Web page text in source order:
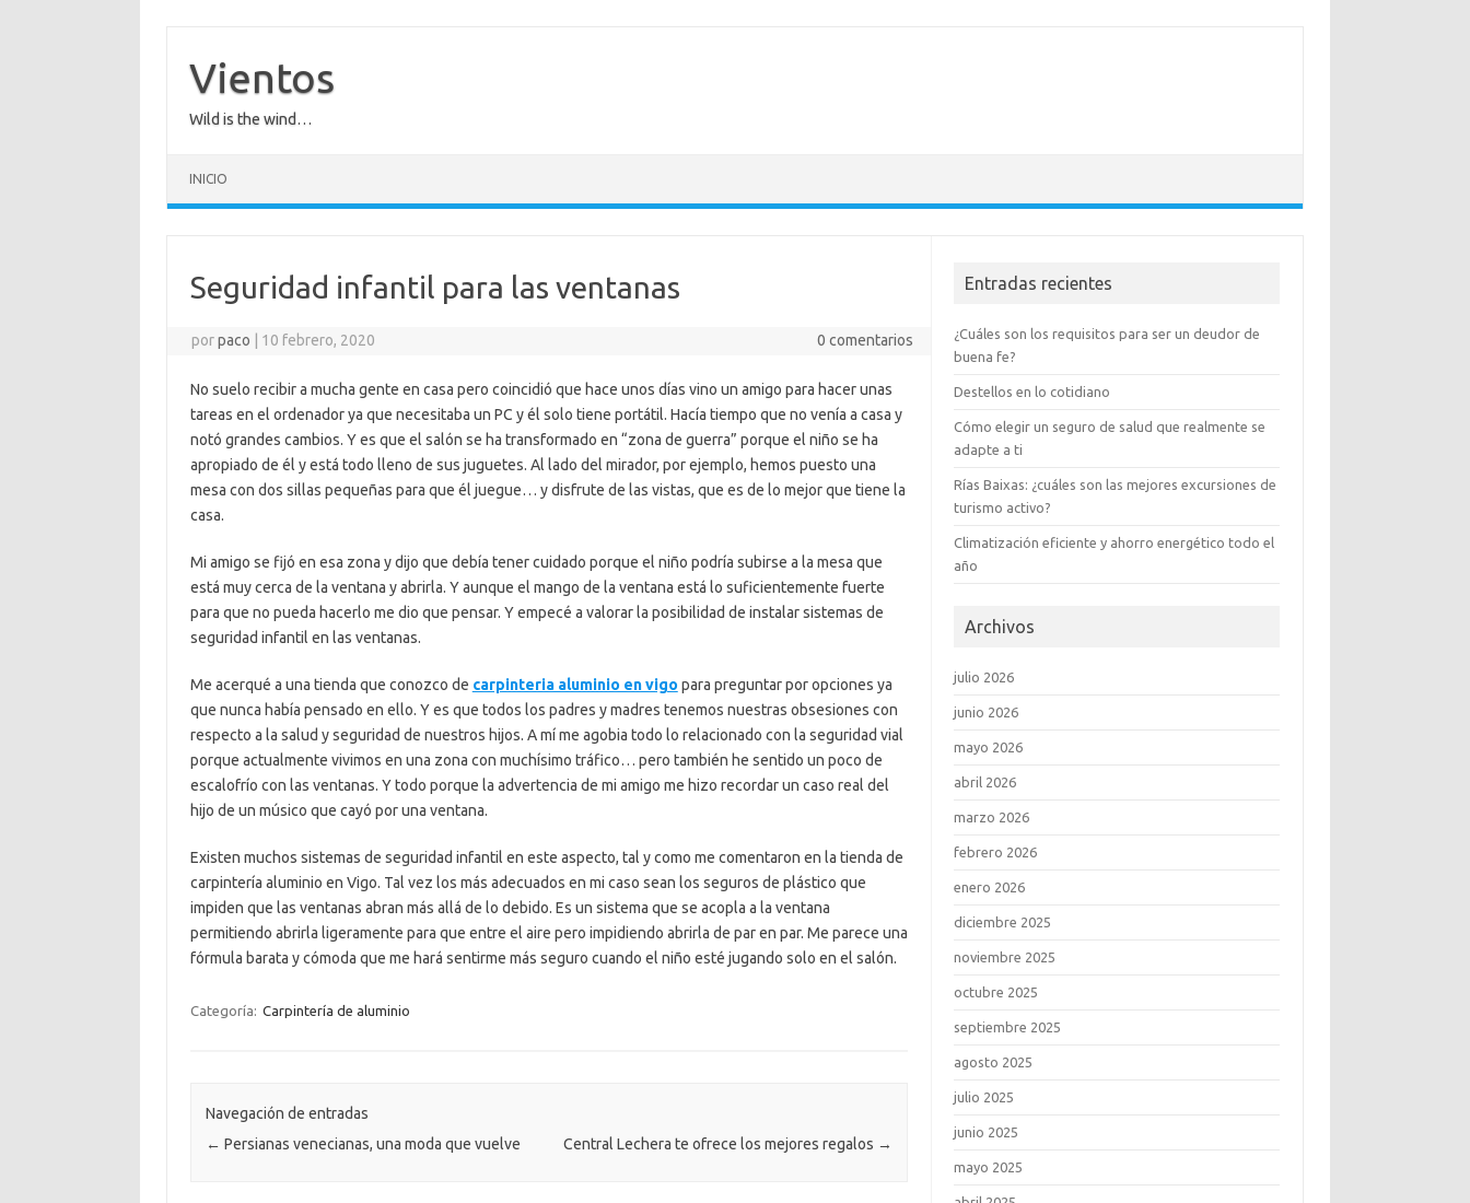
contenido
Vientos
Wild is the wind…
INICIO
Seguridad infantil para las ventanas
porpaco 10 febrero, 2020 0 comentarios
No suelo recibir a mucha gente en casa pero coincidió que hace unos días vino un amigo para hacer unas
tareas en el ordenador ya que necesitaba un PC y él solo tiene portátil. Hacía tiempo que no venía a casa y
notó grandes cambios. Y es que el salón se ha transformado en “zona de guerra” porque el niño se ha
apropiado de él y está todo lleno de sus juguetes. Al lado del mirador, por ejemplo, hemos puesto una
mesa con dos sillas pequeñas para que él juegue… y disfrute de las vistas, que es de lo mejor que tiene la
casa.
Mi amigo se fijó en esa zona y dijo que debía tener cuidado porque el niño podría subirse a la mesa que
está muy cerca de la ventana y abrirla. Y aunque el mango de la ventana está lo suficientemente fuerte
para que no pueda hacerlo me dio que pensar. Y empecé a valorar la posibilidad de instalar sistemas de
seguridad infantil en las ventanas.
Me acerqué a una tienda que conozco de carpinteria aluminio en vigo para preguntar por opciones ya
que nunca había pensado en ello. Y es que todos los padres y madres tenemos nuestras obsesiones con
respecto a la salud y seguridad de nuestros hijos. A mí me agobia todo lo relacionado con la seguridad vial
porque actualmente vivimos en una zona con muchísimo tráfico… pero también he sentido un poco de
escalofrío con las ventanas. Y todo porque la advertencia de mi amigo me hizo recordar un caso real del
hijo de un músico que cayó por una ventana.
Existen muchos sistemas de seguridad infantil en este aspecto, tal y como me comentaron en la tienda de
carpintería aluminio en Vigo. Tal vez los más adecuados en mi caso sean los seguros de plástico que
impiden que las ventanas abran más allá de lo debido. Es un sistema que se acopla a la ventana
permitiendo abrirla ligeramente para que entre el aire pero impidiendo abrirla de par en par. Me parece una
fórmula barata y cómoda que me hará sentirme más seguro cuando el niño esté jugando solo en el salón.
Categoría: Carpintería de aluminio
Navegación de entradas
← Persianas venecianas, una moda que vuelve Central Lechera te ofrece los mejores regalos →
Entradas recientes
¿Cuáles son los requisitos para ser un deudor de
buena fe?
Destellos en lo cotidiano
Cómo elegir un seguro de salud que realmente se
adapte a ti
Rías Baixas: ¿cuáles son las mejores excursiones de
turismo activo?
Climatización eficiente y ahorro energético todo el
año
Archivos
julio 2026
junio 2026
mayo 2026
abril 2026
marzo 2026
febrero 2026
enero 2026
diciembre 2025
noviembre 2025
octubre 2025
septiembre 2025
agosto 2025
julio 2025
junio 2025
mayo 2025